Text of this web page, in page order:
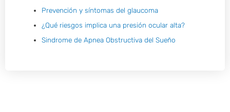
Prevención y síntomas del glaucoma
¿Qué riesgos implica una presión ocular alta?
Sindrome de Apnea Obstructiva del Sueño